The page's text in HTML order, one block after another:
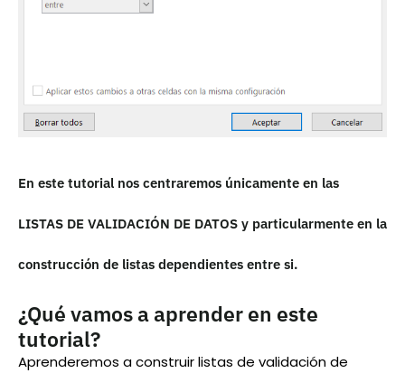
En este tutorial nos centraremos únicamente en las
LISTAS DE VALIDACIÓN DE DATOS y particularmente en la
construcción de listas dependientes entre si.
¿Qué vamos a aprender en este
tutorial?
Aprenderemos a construir listas de validación de